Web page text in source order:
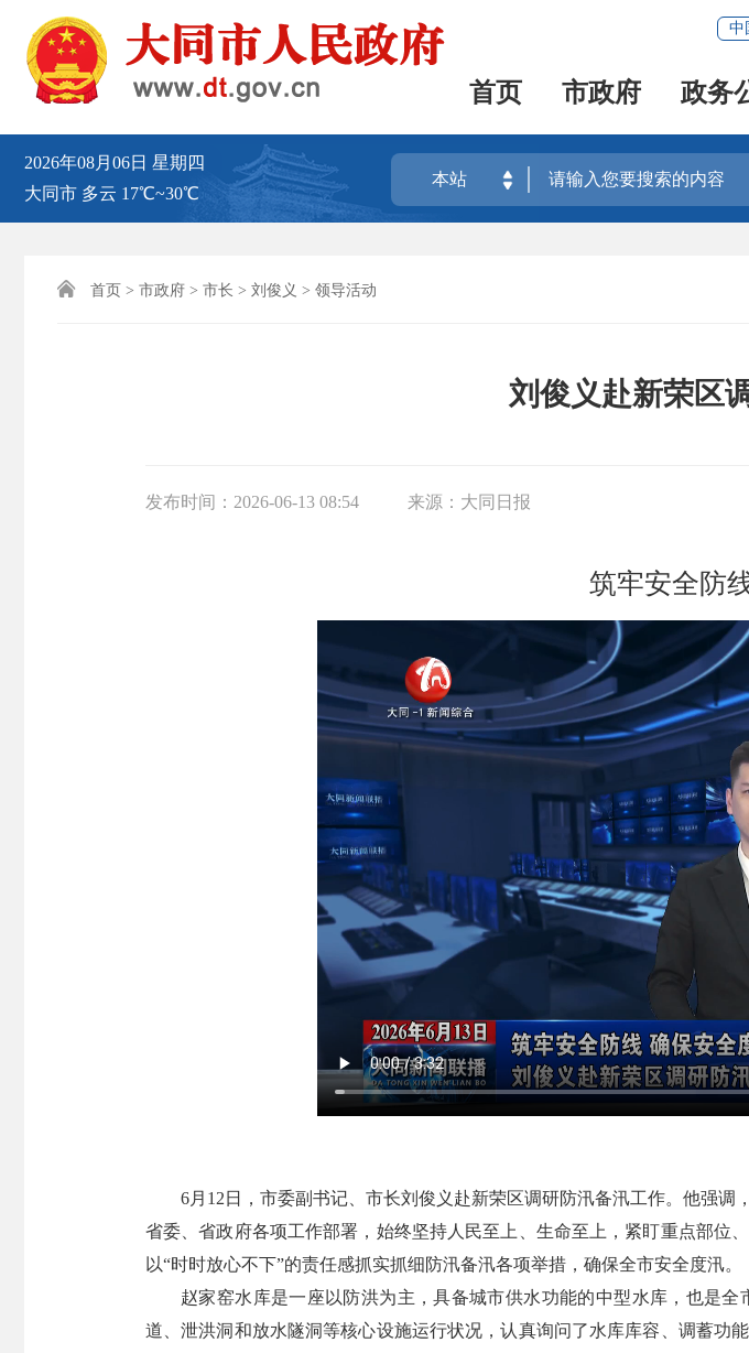
中
首页 市政府 政务
2026年08月06日 星期四
大同市 多云 17℃~30℃
本站
 首页 > 市政府 > 市长 > 刘俊义 > 领导活动
刘俊义赴新荣区
发布时间： 2026-06-13 08:54 来源： 大同日报
筑牢安全防
6月12日，市委副书记、市长刘俊义赴新荣区调研防汛备汛工作。他强
省委、省政府各项工作部署，始终坚持人民至上、生命至上，紧盯重点部位
以“时时放心不下”的责任感抓实抓细防汛备汛各项举措，确保全市安全度汛。
赵家窑水库是一座以防洪为主，具备城市供水功能的中型水库，也是
道、泄洪洞和放水隧洞等核心设施运行状况，认真询问了水库库容、调蓄功